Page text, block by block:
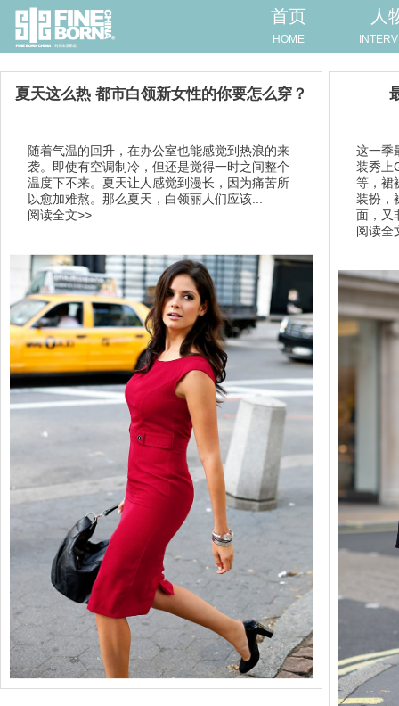
首页
HOME
人
夏天这么热 都市白领新女性的你要怎么穿？
随着气温的回升，在办公室也能感觉到热浪的来
袭。即使有空调制冷，但还是觉得一时之间整个
温度下不来。夏天让人感觉到漫长，因为痛苦所
以愈加难熬。那么夏天，白领丽人们应该...
阅读全文>>
这一季
装秀上
等，裙
装扮，
面，又
阅读全